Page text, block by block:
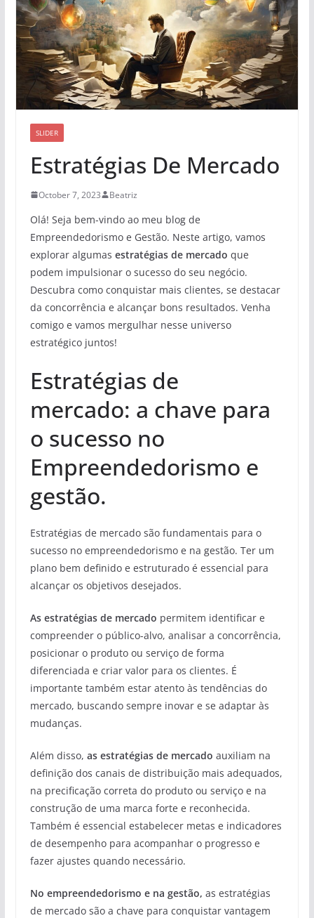
SLIDER
Estratégias De Mercado
October 7, 2023 Beatriz
Olá! Seja bem-vindo ao meu blog de
Empreendedorismo e Gestão. Neste artigo, vamos
explorar algumas estratégias de mercado que
podem impulsionar o sucesso do seu negócio.
Descubra como conquistar mais clientes, se destacar
da concorrência e alcançar bons resultados. Venha
comigo e vamos mergulhar nesse universo
estratégico juntos!
Estratégias de
mercado: a chave para
o sucesso no
Empreendedorismo e
gestão.
Estratégias de mercado são fundamentais para o
sucesso no empreendedorismo e na gestão. Ter um
plano bem definido e estruturado é essencial para
alcançar os objetivos desejados.
As estratégias de mercado permitem identificar e
compreender o público-alvo, analisar a concorrência,
posicionar o produto ou serviço de forma
diferenciada e criar valor para os clientes. É
importante também estar atento às tendências do
mercado, buscando sempre inovar e se adaptar às
mudanças.
Além disso, as estratégias de mercado auxiliam na
definição dos canais de distribuição mais adequados,
na precificação correta do produto ou serviço e na
construção de uma marca forte e reconhecida.
Também é essencial estabelecer metas e indicadores
de desempenho para acompanhar o progresso e
fazer ajustes quando necessário.
No empreendedorismo e na gestão, as estratégias
de mercado são a chave para conquistar vantagem